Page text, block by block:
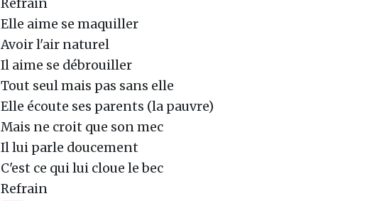
Refrain
Elle aime se maquiller
Avoir l'air naturel
Il aime se débrouiller
Tout seul mais pas sans elle
Elle écoute ses parents (la pauvre)
Mais ne croit que son mec
Il lui parle doucement
C'est ce qui lui cloue le bec
Refrain